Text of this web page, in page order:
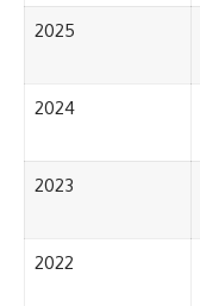
2025
2024
2023
2022